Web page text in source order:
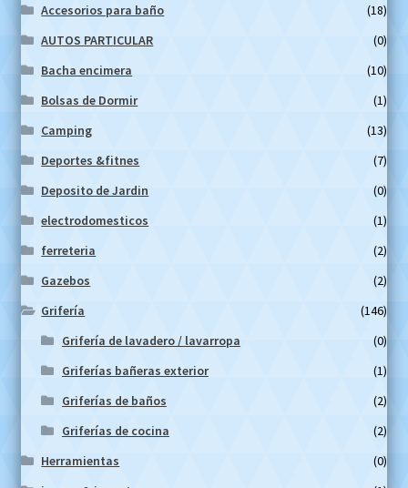
Accesorios para baño
(18)
AUTOS PARTICULAR
(0)
Bacha encimera
(10)
Bolsas de Dormir
(1)
Camping
(13)
Deportes &fitnes
(7)
Deposito de Jardin
(0)
electrodomesticos
(1)
ferreteria
(2)
Gazebos
(2)
Grifería
(146)
Grifería de lavadero / lavarropa
(0)
Griferías bañeras exterior
(1)
Griferías de baños
(2)
Griferías de cocina
(2)
Herramientas
(0)